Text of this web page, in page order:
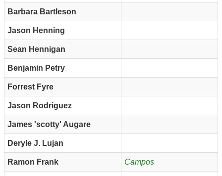
Barbara Bartleson
Jason Henning
Sean Hennigan
Benjamin Petry
Forrest Fyre
Jason Rodriguez
James 'scotty' Augare
Deryle J. Lujan
Ramon Frank Campos